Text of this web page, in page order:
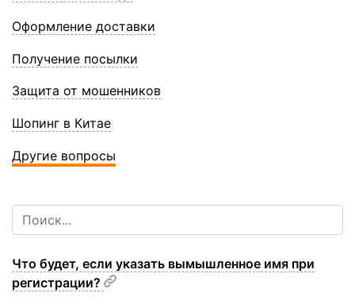
Оформление доставки
Получение посылки
Защита от мошенников
Шопинг в Китае
Другие вопросы
Что будет, если указать вымышленное имя при
регистрации?